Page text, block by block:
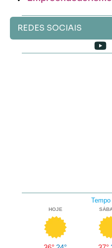
REDES SOCIAIS